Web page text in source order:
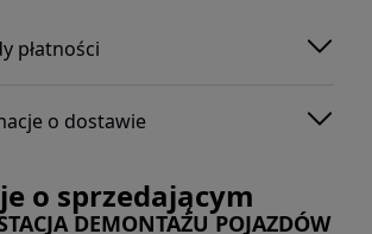
płatności
o dostawie
o sprzedającym
DEMONTAŻU POJAZDÓW